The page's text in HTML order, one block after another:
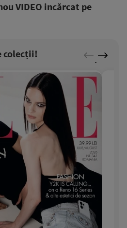
VIDEO incărcat pe
colecții!